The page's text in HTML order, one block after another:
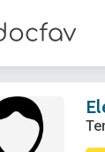
Elena Yague Garde
Terapeuta